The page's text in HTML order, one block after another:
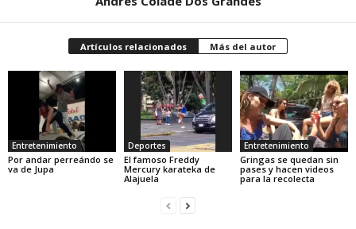
Artículos relacionados Más del autor
Entretenimiento
Por andar perreándo se
va de Jupa
Deportes
El famoso Freddy
Mercury karateka de
Alajuela
Entretenimiento
Gringas se quedan sin
pases y hacen videos
para la recolecta